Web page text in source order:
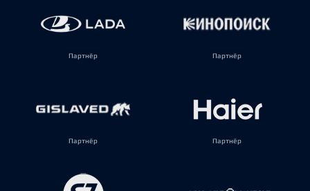
Партнёр Партнёр
Партнёр Партнёр